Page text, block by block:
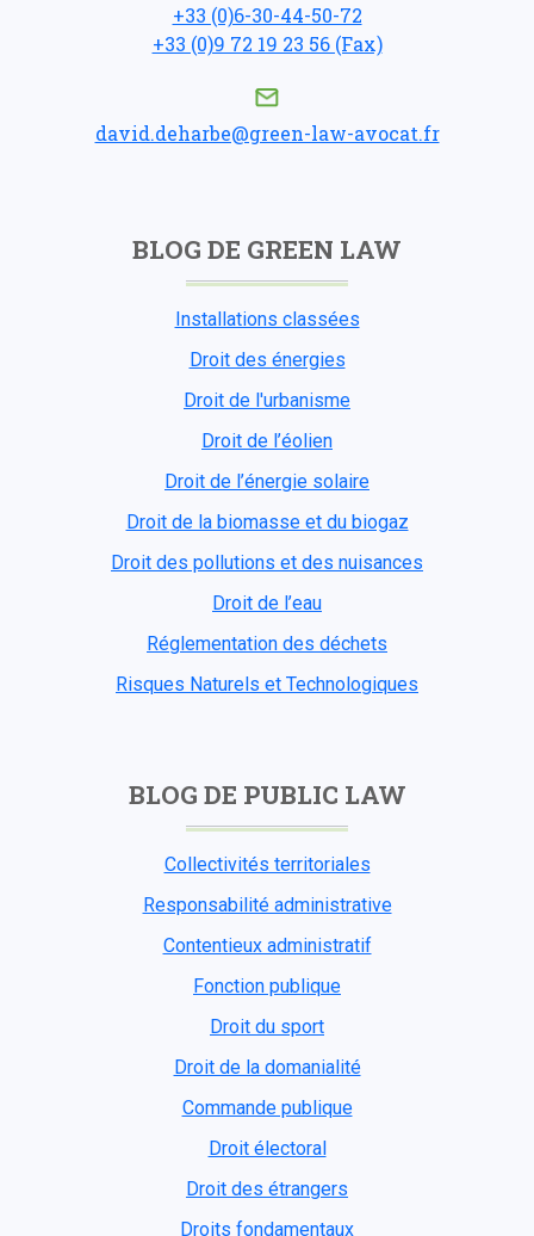
+33 (0)6-30-44-50-72
+33 (0)9 72 19 23 56 (Fax)
david.deharbe@green-law-avocat.fr
BLOG DE GREEN LAW
Installations classées
Droit des énergies
Droit de l'urbanisme
Droit de l’éolien
Droit de l’énergie solaire
Droit de la biomasse et du biogaz
Droit des pollutions et des nuisances
Droit de l’eau
Réglementation des déchets
Risques Naturels et Technologiques
BLOG DE PUBLIC LAW
Collectivités territoriales
Responsabilité administrative
Contentieux administratif
Fonction publique
Droit du sport
Droit de la domanialité
Commande publique
Droit électoral
Droit des étrangers
Droits fondamentaux